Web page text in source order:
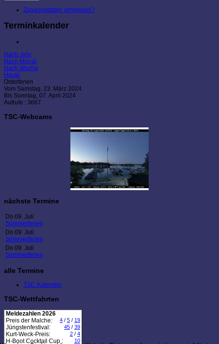
Zugangsdaten vergessen?
Terminkalender
Nach Jahr
Nach Monat
Nach Woche
Heute
Osterferien
Vom Samstag, 23. März 2024
Bis Sonntag, 07. April 2024
Aufrufe : 3667
TSC-Webcams
nächste Termine
Do 09. Juli
Sommerferien
Do 09. Juli
Sommerferien
Do 09. Juli
Sommerferien
alle Termine
TSC-Kalender
TSC-Wettfahrten
Meldezahlen 2026
Preis der Malche:
4 / 5 / 19
Jüngstenfestival: 45 / 39
Kurt-Weck-Preis: 2 / 4
H-Boot Cocktail Cup : 10